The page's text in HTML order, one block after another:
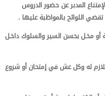
المدبر عن حضور الدروس
اللوائح بالمواظبة عليها .
أو مخـل بحسن السير والسلوك داخـل
له وكل عش في إمتحان أو شروع